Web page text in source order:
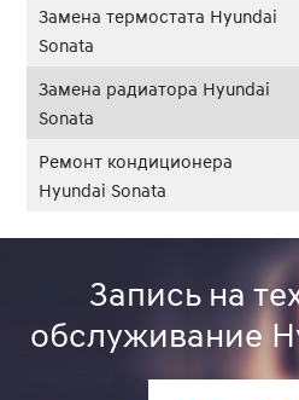
Замена термостата Hyundai
Sonata
Замена радиатора Hyundai
Sonata
Ремонт кондиционера
Hyundai Sonata
Запись на
обслуживание